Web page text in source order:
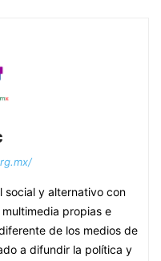
social y alternativo con
propias e
de los medios de
a difundir la política y